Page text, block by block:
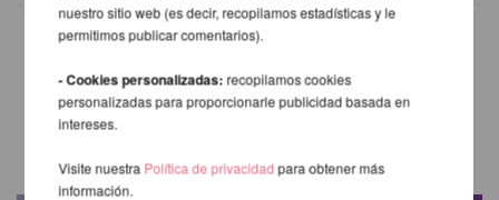
OTROS PRODUCTOS DE LA
nuestro sitio web (es decir, recopilamos estadísticas y le
permitimos publicar comentarios).
- Cookies personalizadas: recopilamos cookies
personalizadas para proporcionarle publicidad basada en
intereses.
Visite nuestra Política de privacidadpara obtener más
información.